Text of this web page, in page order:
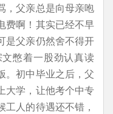
，父亲总是向母亲咆
费啊！其实已经不早
是父亲仍然舍不得开
憋着一股劲认真读
。初中毕业之后，父
大学，让他考个中专
人的待遇还不错，